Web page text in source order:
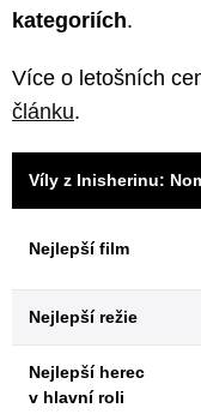
kategoriích.
Více o letošních
článku.
Víly z Inisherinu:
Nejlepší film
Nejlepší režie
Nejlepší herec
v hlavní roli